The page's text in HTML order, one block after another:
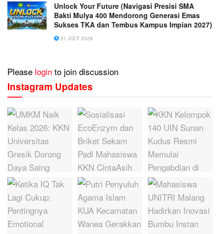
Unlock Your Future (Navigasi Presisi SMA
Bakti Mulya 400 Mendorong Generasi Emas
Sukses TKA dan Tembus Kampus Impian 2027)
31 JULY 2026
Please login to join discussion
Instagram Updates